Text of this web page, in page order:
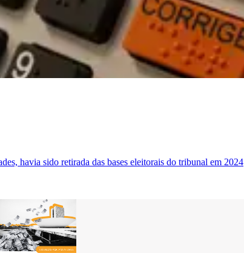
havia sido retirada das bases eleitorais do tribunal em 2024